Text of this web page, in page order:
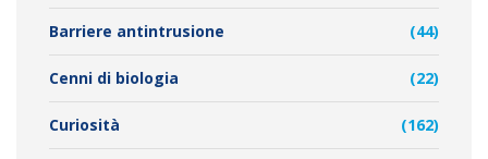
Barriere antintrusione (44)
Cenni di biologia (22)
Curiosità (162)